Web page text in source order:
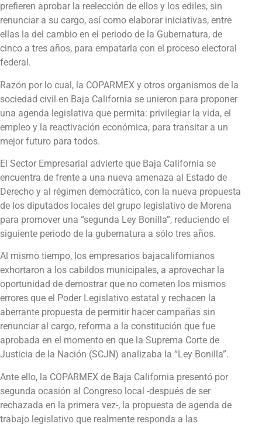
prefieren aprobar la reelección de ellos y los ediles, sin
renunciar a su cargo, así como elaborar iniciativas, entre
ellas la del cambio en el periodo de la Gubernatura, de
cinco a tres años, para empatarla con el proceso electoral
federal.
Razón por lo cual, la COPARMEX y otros organismos de la
sociedad civil en Baja California se unieron para proponer
una agenda legislativa que permita: privilegiar la vida, el
empleo y la reactivación económica, para transitar a un
mejor futuro para todos.
El Sector Empresarial advierte que Baja California se
encuentra de frente a una nueva amenaza al Estado de
Derecho y al régimen democrático, con la nueva propuesta
de los diputados locales del grupo legislativo de Morena
para promover una “segunda Ley Bonilla”, reduciendo el
siguiente periodo de la gubernatura a sólo tres años.
Al mismo tiempo, los empresarios bajacalifornianos
exhortaron a los cabildos municipales, a aprovechar la
oportunidad de demostrar que no cometen los mismos
errores que el Poder Legislativo estatal y rechacen la
aberrante propuesta de permitir hacer campañas sin
renunciar al cargo, reforma a la constitución que fue
aprobada en el momento en que la Suprema Corte de
Justicia de la Nación (SCJN) analizaba la “Ley Bonilla”.
Ante ello, la COPARMEX de Baja California presentó por
segunda ocasión al Congreso local -después de ser
rechazada en la primera vez-, la propuesta de agenda de
trabajo legislativo que realmente responda a las